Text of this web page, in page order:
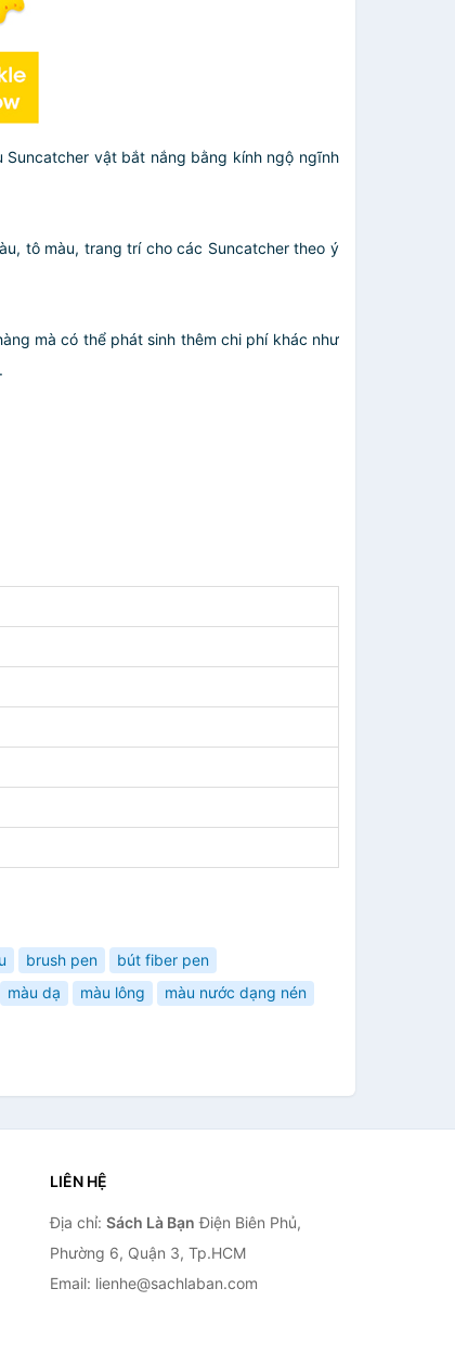
vật bắt nắng bằng kính ngộ ngĩnh
tô màu, trang trí cho các Suncatcher theo ý
mà có thể phát sinh thêm chi phí khác như
brush pen
bút fiber pen
màu dạ màu lông
màu nước dạng nén
LIÊN HỆ
Địa chỉ: Sách Là Bạn Điện Biên Phủ,
Phường 6, Quận 3, Tp.HCM
Email: lienhe@sachlaban.com